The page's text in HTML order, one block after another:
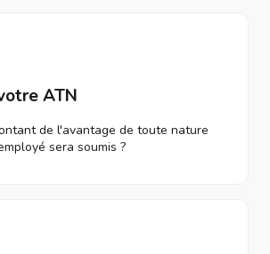
ATN
de l'avantage de toute nature
sera soumis ?